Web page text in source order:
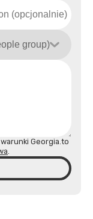
Georgia.to
.